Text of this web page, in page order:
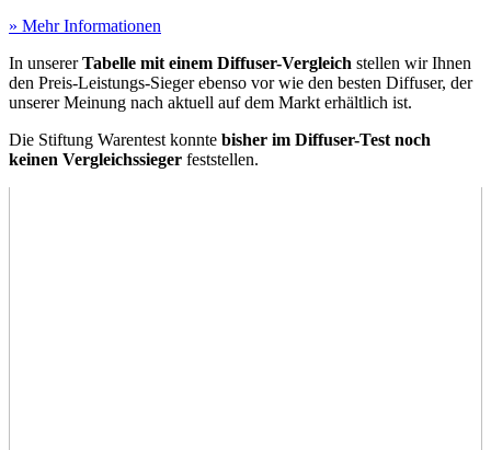
» Mehr Informationen
In unsererTabelle mit einem Diffuser-Vergleich stellen wir Ihnen
den Preis-Leistungs-Sieger ebenso vor wie den besten Diffuser, der
unserer Meinung nach aktuell auf dem Markt erhältlich ist.
Die Stiftung Warentest konnte bisher im Diffuser-Testnoch
keinen Vergleichssieger feststellen.